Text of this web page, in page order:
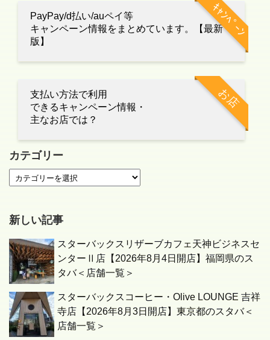
ｷｬﾝﾍﾟｰﾝ
PayPay/d払い/auペイ等
キャンペーン情報をまとめています。【最新
版】
お店
支払い方法で利用
できるキャンペーン情報・
主なお店では？
カテゴリー
新しい記事
スターバックスリザーブカフェ天神ビジネスセ
ンターⅡ店【2026年8月4日開店】福岡県のス
タバ＜店舗一覧＞
スターバックスコーヒー・Olive LOUNGE 吉祥
寺店【2026年8月3日開店】東京都のスタバ＜
店舗一覧＞